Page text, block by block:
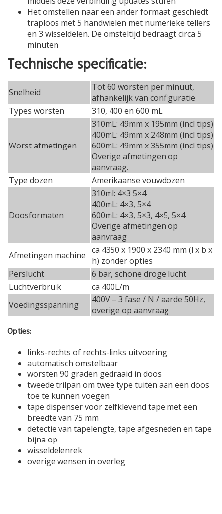
Het omstellen naar een ander formaat geschiedt
traploos met 5 handwielen met numerieke tellers
en 3 wisseldelen. De omsteltijd bedraagt circa 5
minuten
Technische specificatie:
Snelheid
Tot 60 worsten per minuut,
afhankelijk van configuratie
Types worsten
310, 400 en 600 mL
Worst afmetingen
310mL: 49mm x 195mm (incl tips)
400mL: 49mm x 248mm (incl tips)
600mL: 49mm x 355mm (incl tips)
Overige afmetingen op
aanvraag.
Type dozen
Amerikaanse vouwdozen
Doosformaten
310ml: 4×3 5×4
400mL: 4×3, 5×4
600mL: 4×3, 5×3, 4×5, 5×4
Overige afmetingen op
aanvraag
Afmetingen machine ca 4350 x 1900 x 2340 mm (l x b x
h) zonder opties
Perslucht
6 bar, schone droge lucht
Luchtverbruik
ca 400L/m
Voedingsspanning
400V – 3 fase / N / aarde 50Hz,
overige op aanvraag
Opties:
links-rechts of rechts-links uitvoering
automatisch omstelbaar
worsten 90 graden gedraaid in doos
tweede trilpan om twee type tuiten aan een doos
toe te kunnen voegen
tape dispenser voor zelfklevend tape met een
breedte van 75 mm
detectie van tapelengte, tape afgesneden en tape
bijna op
wisseldelenrek
overige wensen in overleg